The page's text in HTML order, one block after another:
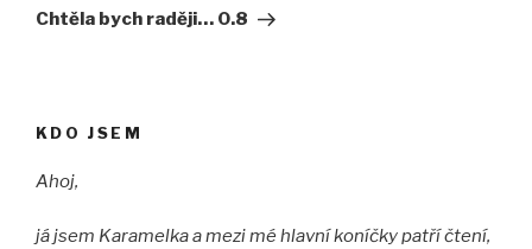
příspěvek
Chtěla bych raději… 0.8
KDO JSEM
Ahoj,
já jsem Karamelka a mezi mé hlavní koníčky patří čtení,